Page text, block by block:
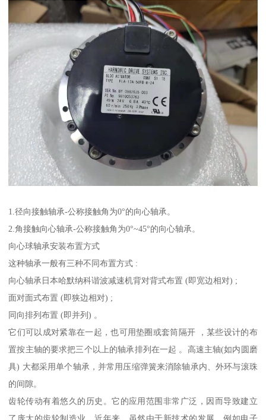
1.径向接触轴承-公称接触角为0°的向心轴承。
2.角接触向心轴承-公称接触角为0°~45°的向心轴承。
向心球轴承安装布置方式
这种轴承一般有三种不同布置方式 :
向心轴承日本哈默纳科谐波减速机背对背式布置 (即宽边相对) ;
面对面式布置 (即狭边相对) ;
同向排列布置 (即并列) 。
它们可以成对紧靠在一起，也可用垫圈或套筒隔开 ，某些设计的布
置按主轴的要求把三个以上的轴承排列在一起 。高速主轴(如内圆磨
具) 大都采用单个轴承，并常用压缩弹簧来消除轴承内、外环与滚珠
的间隙。
齿轮传动有着悠久的历史。它的应用范围非常广泛，因而导致建立